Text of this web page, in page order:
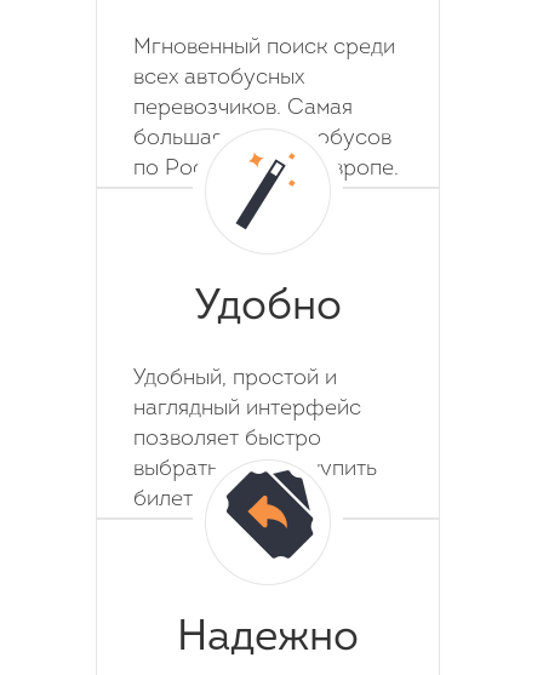
Мгновенный поиск среди
всех автобусных
перевозчиков. Самая
большая база автобусов
по России, СНГ и Европе.
Удобно
Удобный, простой и
наглядный интерфейс
позволяет быстро
выбрать место и купить
билет на автобус.
Надежно